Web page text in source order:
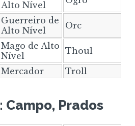
Alto Nível
Guerreiro de
Alto Nível
Orc
Mago de Alto
Nível
Thoul
Mercador Troll
Campo, Prados